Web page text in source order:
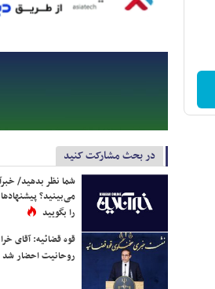
در بحث مشارکت کنید
شما نظر بدهید/
می‌بینید؟
را بگویید
قوه قضائیه: آقای
روحانیت احضار شد